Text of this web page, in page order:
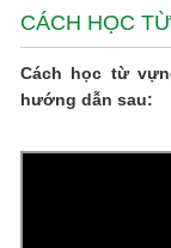
CÁCH HỌC
Cách học từ
hướng dẫn sau: